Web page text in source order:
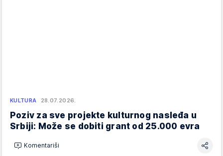
KULTURA 28.07.2026.
Poziv za sve projekte kulturnog nasleđa u
Srbiji: Može se dobiti grant od 25.000 evra
Komentariši